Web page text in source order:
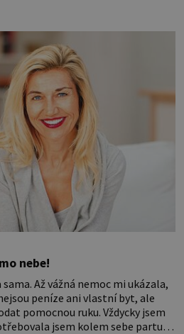
nebe!
Až vážná nemoc mi ukázala,
peníze ani vlastní byt, ale
pomocnou ruku. Vždycky jsem
jsem kolem sebe partu